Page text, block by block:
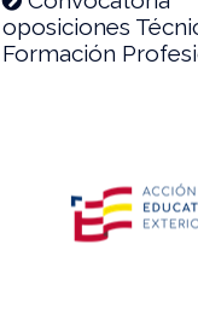
oposiciones
Formación